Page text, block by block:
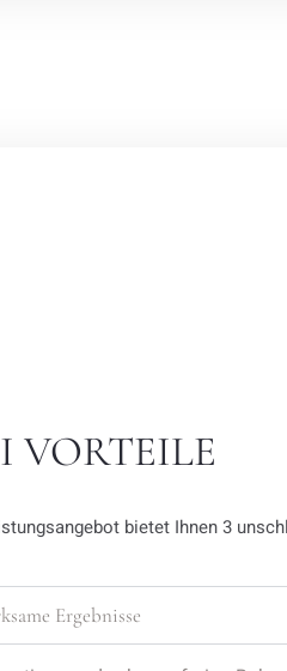
VORTEILE
bietet Ihnen 3
Ergebnisse